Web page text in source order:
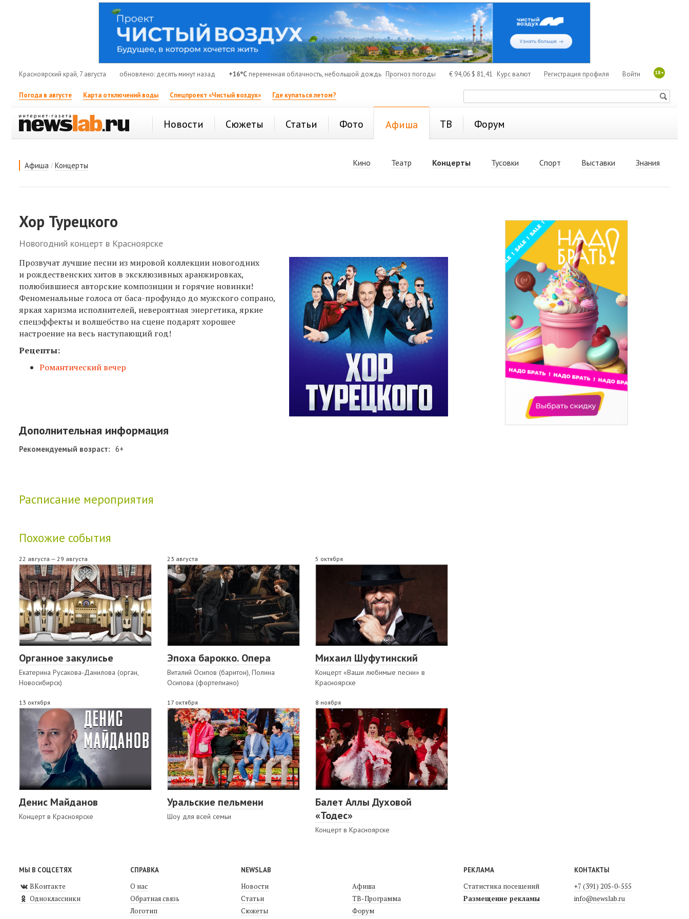
Красноярский край, 7 августа обновлено: десять минут назад +16°C переменная облачность, небольшой дождь Прогноз погоды € 94,06 $ 81,41 Курс валют 18+
Войти
Регистрация профиля
Погода в августе Карта отключений воды Спецпроект «Чистый воздух» Где купаться летом?
Новости Сюжеты Статьи Фото Афиша ТВ Форум
Афиша / Концерты Кино Театр Концерты Тусовки Спорт Выставки Знания
Хор Турецкого
Новогодний концерт в Красноярске
Прозвучат лучшие песни из мировой коллекции новогодних
и рождественских хитов в эксклюзивных аранжировках,
полюбившиеся авторские композиции и горячие новинки!
Феноменальные голоса от баса-профундо до мужского сопрано,
яркая харизма исполнителей, невероятная энергетика, яркие
спецэффекты и волшебство на сцене подарят хорошее
настроение на весь наступающий год!
Рецепты:
Романтический вечер
Дополнительная информация
Рекомендуемый возраст: 6+
Расписание мероприятия
Похожие события
22 августа — 29 августа
Органное закулисье
Екатерина Русакова-Данилова (орган,
Новосибирск)
23 августа
Эпоха барокко. Опера
Виталий Осипов (баритон), Полина
Осипова (фортепиано)
5 октября
Михаил Шуфутинский
Концерт «Ваши любимые песни» в
Красноярске
13 октября
Денис Майданов
Концерт в Красноярске
17 октября
Уральские пельмени
Шоу для всей семьи
8 ноября
Балет Аллы Духовой
«Тодес»
Концерт в Красноярске
МЫ В СОЦСЕТЯХ
ВКонтакте
Одноклассники
СПРАВКА
О нас
Обратная связь
Логотип
NEWSLAB
Новости
Статьи
Сюжеты
Афиша
ТВ-Программа
Форум
РЕКЛАМА
Статистика посещений
Размещение рекламы
КОНТАКТЫ
+7 (391) 205-0-555
info@newslab.ru